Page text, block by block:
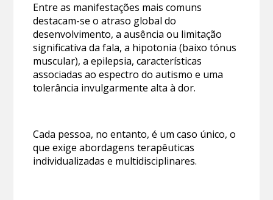
Entre as manifestações mais comuns
destacam-se o atraso global do
desenvolvimento, a ausência ou limitação
significativa da fala, a hipotonia (baixo tónus
muscular), a epilepsia, características
associadas ao espectro do autismo e uma
tolerância invulgarmente alta à dor.
Cada pessoa, no entanto, é um caso único, o
que exige abordagens terapêuticas
individualizadas e multidisciplinares.